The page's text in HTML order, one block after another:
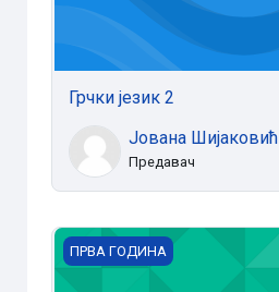
Грчки језик 2
Јована Шијаковић
Предавач
Грчки језик 1
ПРВА ГОДИНА